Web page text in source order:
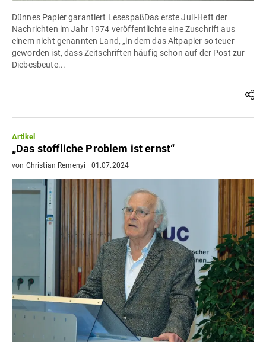
Dünnes Papier garantiert LesespaßDas erste Juli-Heft der
Nachrichten im Jahr 1974 veröffentlichte eine Zuschrift aus
einem nicht genannten Land, „in dem das Altpapier so teuer
geworden ist, dass Zeitschriften häufig schon auf der Post zur
Diebesbeute...
Artikel
„Das stoffliche Problem ist ernst“
von Christian Remenyi · 01.07.2024